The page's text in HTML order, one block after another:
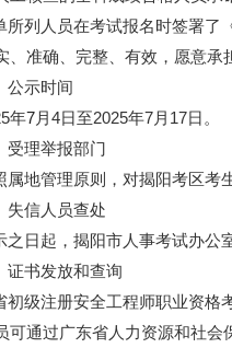
人员在考试报名时签署了《
、准确、完整、有效，愿意承
示时间
年7月4日至2025年7月17日。
理举报部门
管理原则，对揭阳考区考生
信人员查处
起，揭阳市人事考试办公室
书发放和查询
注册安全工程师职业资格考
可通过广东省人力资源和社会